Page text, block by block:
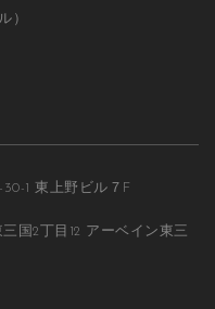
）
1 東上野ビル７F
国2丁目12 アーベイン東三